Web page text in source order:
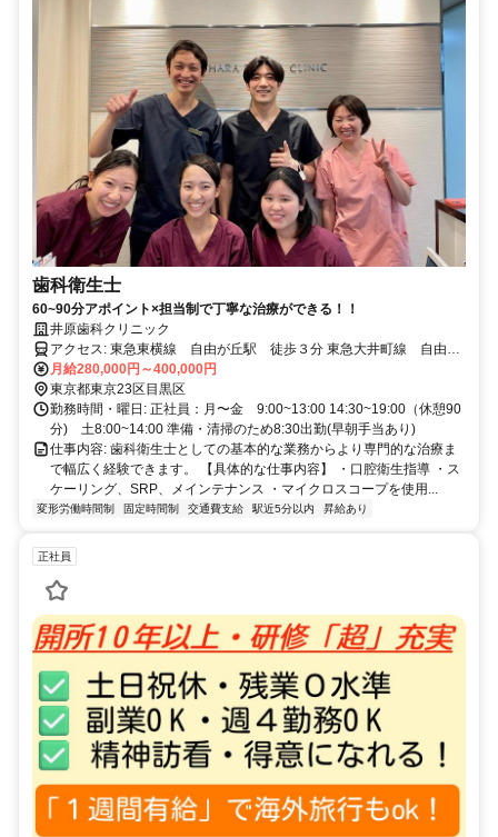
歯科衛生士
60~90分アポイント×担当制で丁寧な治療ができる！！
井原歯科クリニック
アクセス: 東急東横線 自由が丘駅 徒歩３分 東急大井町線 自由が
丘駅 徒歩3分
月給280,000円～400,000円
東京都東京23区目黒区
勤務時間・曜日: 正社員：月〜金 9:00~13:00 14:30~19:00（休憩90
分) 土8:00~14:00 準備・清掃のため8:30出勤(早朝手当あり)
仕事内容: 歯科衛生士としての基本的な業務からより専門的な治療ま
で幅広く経験できます。 【具体的な仕事内容】 ・口腔衛生指導 ・ス
ケーリング、SRP、メインテナンス ・マイクロスコープを使用...
変形労働時間制 固定時間制 交通費支給 駅近5分以内 昇給あり
正社員